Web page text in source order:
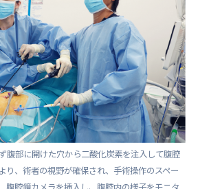
腹部に開けた穴から二酸化炭素を注入して腹腔
り、術者の視野が確保され、手術操作のスペー